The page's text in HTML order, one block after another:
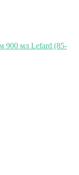
900 мл Lefard (85-